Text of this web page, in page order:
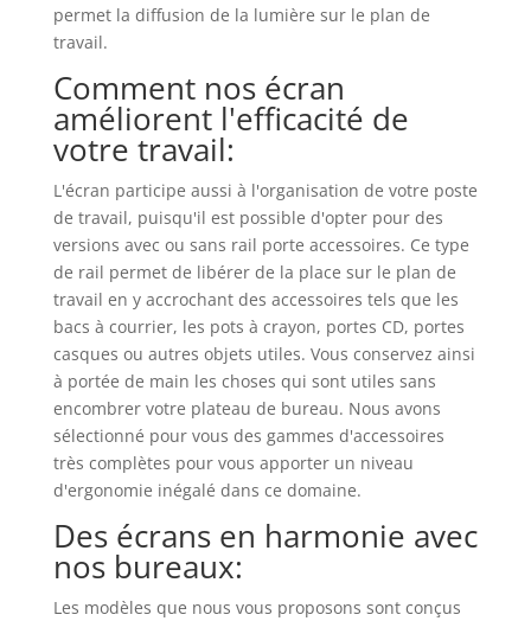
permet la diffusion de la lumière sur le plan de
travail.
Comment nos écran
améliorent l'efficacité de
votre travail:
L'écran participe aussi à l'organisation de votre poste
de travail, puisqu'il est possible d'opter pour des
versions avec ou sans rail porte accessoires. Ce type
de rail permet de libérer de la place sur le plan de
travail en y accrochant des accessoires tels que les
bacs à courrier, les pots à crayon, portes CD, portes
casques ou autres objets utiles. Vous conservez ainsi
à portée de main les choses qui sont utiles sans
encombrer votre plateau de bureau. Nous avons
sélectionné pour vous des gammes d'accessoires
très complètes pour vous apporter un niveau
d'ergonomie inégalé dans ce domaine.
Des écrans en harmonie avec
nos bureaux:
Les modèles que nous vous proposons sont conçus